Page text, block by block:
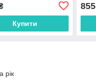
Купити
855
рік